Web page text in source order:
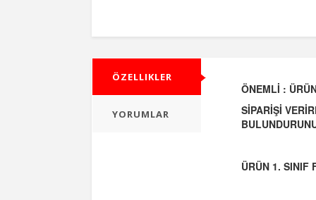
ÖZELLIKLER
YORUMLAR
ÖNEMLİ :
SİPARİŞİ
ÜRÜN 1. SINIF